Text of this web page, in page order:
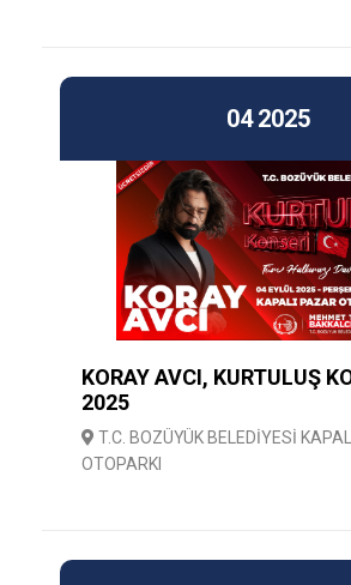
04 2025
KORAY AVCI, KURTULUŞ
2025
T.C. BOZÜYÜK BELEDİYESİ
OTOPARKI